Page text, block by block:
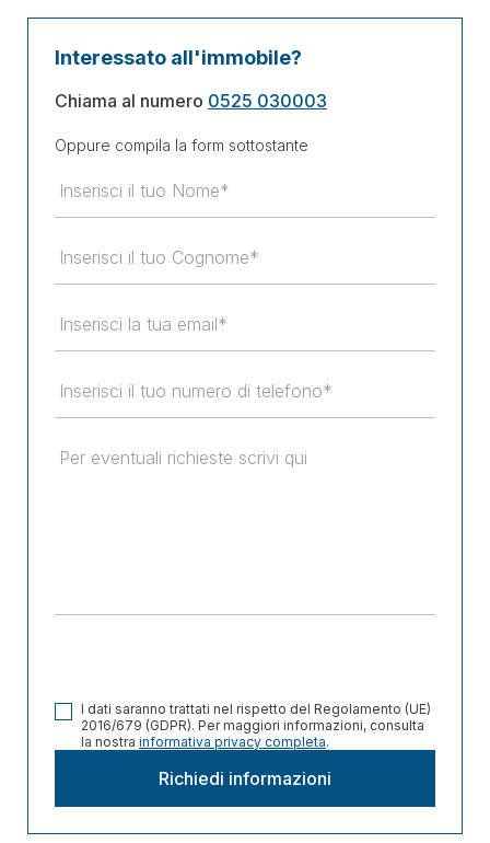
Interessato all'immobile?
Chiama al numero 0525 030003
Oppure compila la form sottostante
I dati saranno trattati nel rispetto del Regolamento (UE)
2016/679 (GDPR). Per maggiori informazioni, consulta
la nostra informativa privacy completa.